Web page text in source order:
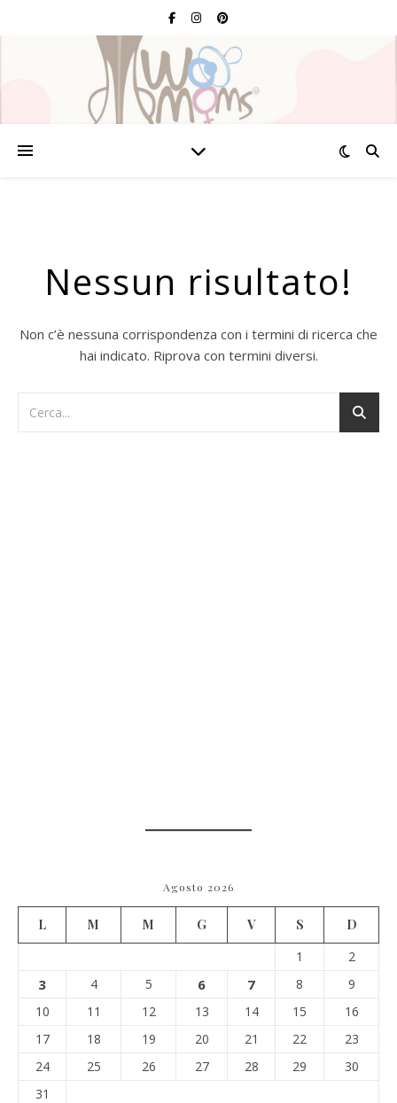
Nessun risultato!
Non c’è nessuna corrispondenza con i termini di ricerca che
hai indicato. Riprova con termini diversi.
Agosto 2026
L M M G V S
D
1
2
3 4 5 6 7 8
9
10
11 12 13 14 15
16
17
18 19 20 21 22
23
24
25 26 27 28 29
30
31